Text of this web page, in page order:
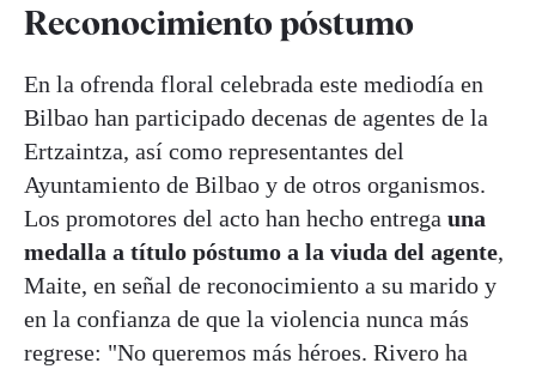
Reconocimiento póstumo
En la ofrenda floral celebrada este mediodía en
Bilbao han participado decenas de agentes de la
Ertzaintza, así como representantes del
Ayuntamiento de Bilbao y de otros organismos.
Los promotores del acto han hecho entrega una
medalla a título póstumo a la viuda del agente,
Maite, en señal de reconocimiento a su marido y
en la confianza de que la violencia nunca más
regrese: "No queremos más héroes. Rivero ha